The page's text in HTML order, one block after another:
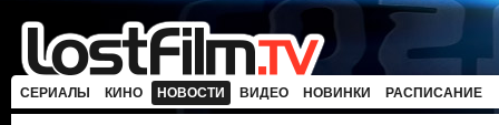
СЕРИАЛЫ КИНО НОВОСТИ ВИДЕО НОВИНКИ РАСПИСАНИЕ